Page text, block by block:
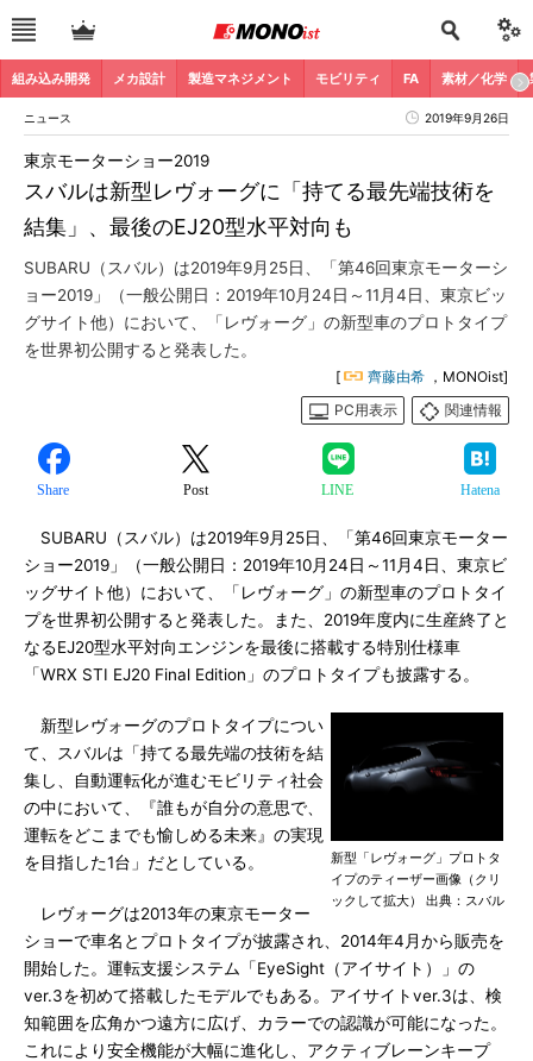
組み込み開発 メカ設計 製造マネジメント モビリティ FA 素材／化学
ニュース 2019年9月26日
スバルは新型レヴォーグに「持てる最先端技術を
結集」、最後のEJ20型水平対向も
東京モーターショー2019
SUBARU（スバル）は2019年9月25日、「第46回東京モーターシ
ョー2019」（一般公開日：2019年10月24日～11月4日、東京ビッ
グサイト他）において、「レヴォーグ」の新型車のプロトタイプ
を世界初公開すると発表した。
[ 齊藤由希 ，MONOist]
PC用表示
関連情報
Share Post LINE Hatena
SUBARU（スバル）は2019年9月25日、「第46回東京モーター
ショー2019」（一般公開日：2019年10月24日～11月4日、東京ビ
ッグサイト他）において、「レヴォーグ」の新型車のプロトタイ
プを世界初公開すると発表した。また、2019年度内に生産終了と
なるEJ20型水平対向エンジンを最後に搭載する特別仕様車
「WRX STI EJ20 Final Edition」のプロトタイプも披露する。
新型「レヴォーグ」プロトタ
イプのティーザー画像（クリ
ックして拡大） 出典：スバル
新型レヴォーグのプロトタイプについ
て、スバルは「持てる最先端の技術を結
集し、自動運転化が進むモビリティ社会
の中において、『誰もが自分の意思で、
運転をどこまでも愉しめる未来』の実現
を目指した1台」だとしている。
レヴォーグは2013年の東京モーター
ショーで車名とプロトタイプが披露され、2014年4月から販売を
開始した。運転支援システム「EyeSight（アイサイト）」の
ver.3を初めて搭載したモデルでもある。アイサイトver.3は、検
知範囲を広角かつ遠方に広げ、カラーでの認識が可能になった。
これにより安全機能が大幅に進化し、アクティブレーンキープ